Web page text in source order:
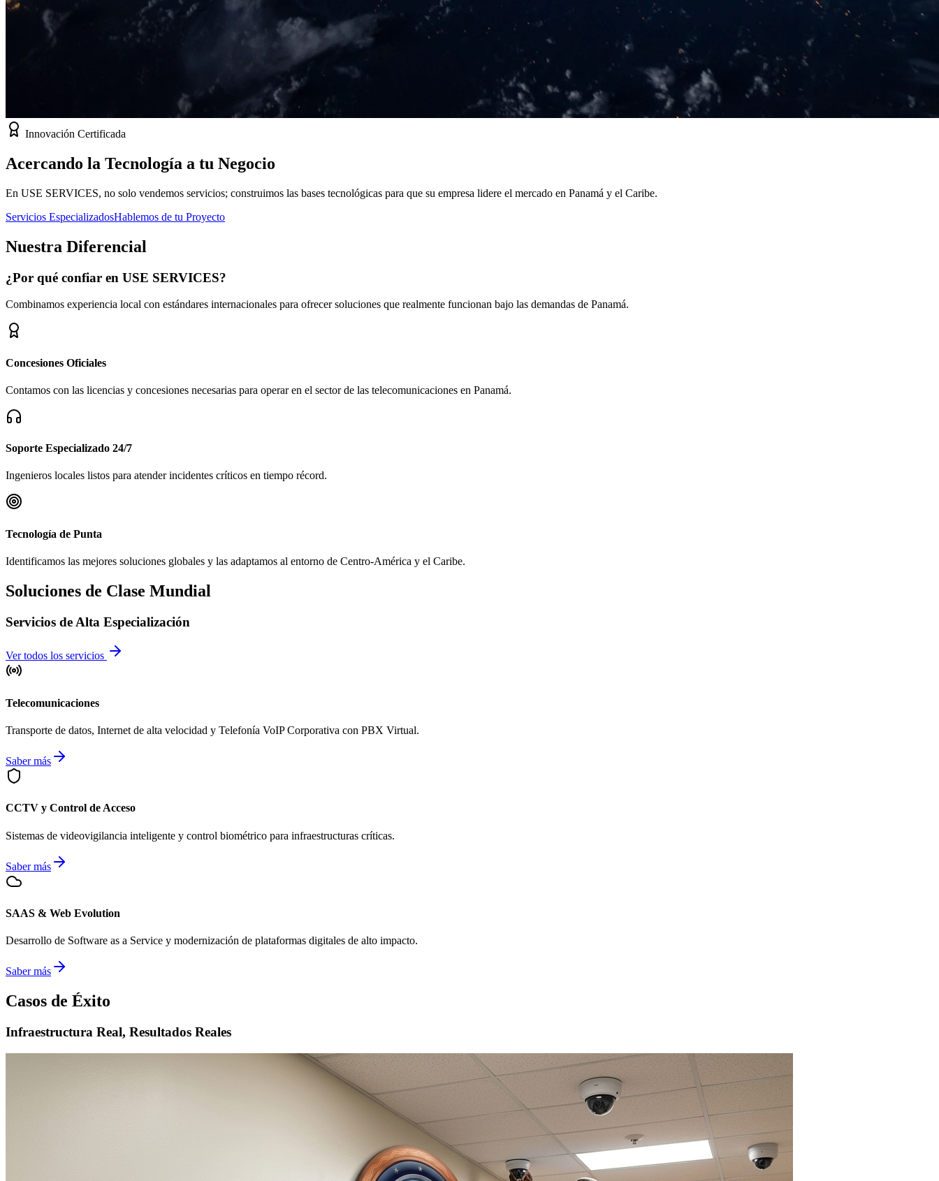
Innovación Certificada
Acercando la Tecnología a tu Negocio
En USE SERVICES, no solo vendemos servicios; construimos las bases tecnológicas para que su empresa lidere el mercado en Panamá y el Caribe.
Servicios EspecializadosHablemos de tu Proyecto
Nuestra Diferencial
¿Por qué confiar en USE SERVICES?
Combinamos experiencia local con estándares internacionales para ofrecer soluciones que realmente funcionan bajo las demandas de Panamá.
Concesiones Oficiales
Contamos con las licencias y concesiones necesarias para operar en el sector de las telecomunicaciones en Panamá.
Soporte Especializado 24/7
Ingenieros locales listos para atender incidentes críticos en tiempo récord.
Tecnología de Punta
Identificamos las mejores soluciones globales y las adaptamos al entorno de Centro-América y el Caribe.
Soluciones de Clase Mundial
Servicios de Alta Especialización
Ver todos los servicios
Telecomunicaciones
Transporte de datos, Internet de alta velocidad y Telefonía VoIP Corporativa con PBX Virtual.
Saber más
CCTV y Control de Acceso
Sistemas de videovigilancia inteligente y control biométrico para infraestructuras críticas.
Saber más
SAAS & Web Evolution
Desarrollo de Software as a Service y modernización de plataformas digitales de alto impacto.
Saber más
Casos de Éxito
Infraestructura Real, Resultados Reales